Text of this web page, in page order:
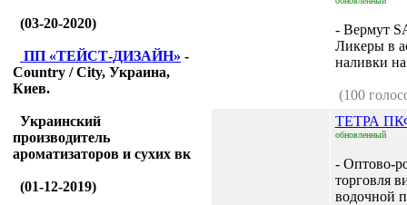
(03-20-2020)
ПП «ТЕЙСТ-ДИЗАЙН» -
Country / City, Украина,
Киев.
Украинский
производитель
ароматизаторов и сухих вк
(01-12-2019)
- Вермут
Ликеры в
наливки
(100
ТЕТРА
обновленный
- Оптово-
торговля
водочной